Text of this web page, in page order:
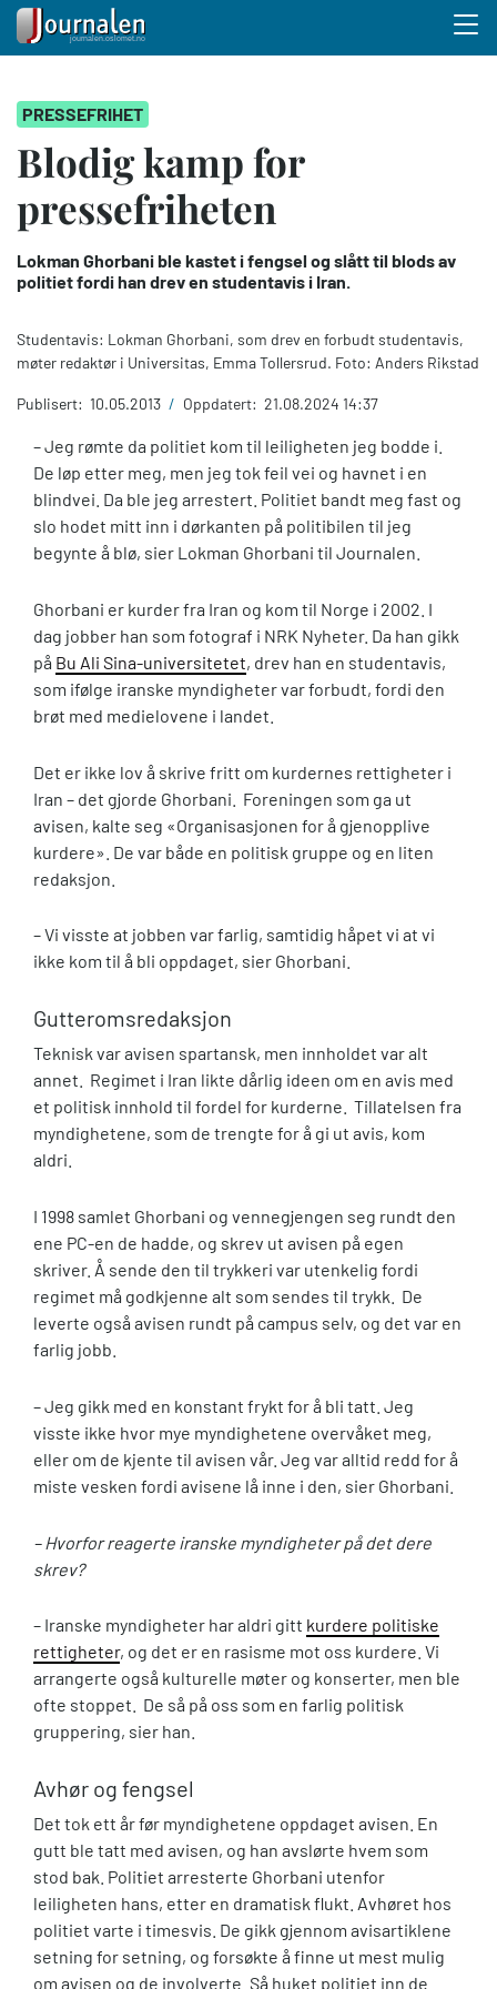
hovedinnhold
PRESSEFRIHET
Blodig kamp for
pressefriheten
Lokman Ghorbani ble kastet i fengsel og slått til blods av
politiet fordi han drev en studentavis i Iran.
Studentavis: Lokman Ghorbani, som drev en forbudt studentavis,
møter redaktør i Universitas, Emma Tollersrud. Foto: Anders Rikstad
Publisert: 10.05.2013 / Oppdatert: 21.08.2024 14:37
– Jeg rømte da politiet kom til leiligheten jeg bodde i.
De løp etter meg, men jeg tok feil vei og havnet i en
blindvei. Da ble jeg arrestert. Politiet bandt meg fast og
slo hodet mitt inn i dørkanten på politibilen til jeg
begynte å blø, sier Lokman Ghorbani til Journalen.
Ghorbani er kurder fra Iran og kom til Norge i 2002. I
dag jobber han som fotograf i NRK Nyheter. Da han gikk
på Bu Ali Sina-universitetet, drev han en studentavis,
som ifølge iranske myndigheter var forbudt, fordi den
brøt med medielovene i landet.
Det er ikke lov å skrive fritt om kurdernes rettigheter i
Iran – det gjorde Ghorbani. Foreningen som ga ut
avisen, kalte seg «Organisasjonen for å gjenopplive
kurdere». De var både en politisk gruppe og en liten
redaksjon.
– Vi visste at jobben var farlig, samtidig håpet vi at vi
ikke kom til å bli oppdaget, sier Ghorbani.
Gutteromsredaksjon
Teknisk var avisen spartansk, men innholdet var alt
annet. Regimet i Iran likte dårlig ideen om en avis med
et politisk innhold til fordel for kurderne. Tillatelsen fra
myndighetene, som de trengte for å gi ut avis, kom
aldri.
I 1998 samlet Ghorbani og vennegjengen seg rundt den
ene PC-en de hadde, og skrev ut avisen på egen
skriver. Å sende den til trykkeri var utenkelig fordi
regimet må godkjenne alt som sendes til trykk. De
leverte også avisen rundt på campus selv, og det var en
farlig jobb.
– Jeg gikk med en konstant frykt for å bli tatt. Jeg
visste ikke hvor mye myndighetene overvåket meg,
eller om de kjente til avisen vår. Jeg var alltid redd for å
miste vesken fordi avisene lå inne i den, sier Ghorbani.
– Hvorfor reagerte iranske myndigheter på det dere
skrev?
– Iranske myndigheter har aldri gitt kurdere politiske
rettigheter, og det er en rasisme mot oss kurdere. Vi
arrangerte også kulturelle møter og konserter, men ble
ofte stoppet. De så på oss som en farlig politisk
gruppering, sier han.
Avhør og fengsel
Det tok ett år før myndighetene oppdaget avisen. En
gutt ble tatt med avisen, og han avslørte hvem som
stod bak. Politiet arresterte Ghorbani utenfor
leiligheten hans, etter en dramatisk flukt. Avhøret hos
politiet varte i timesvis. De gikk gjennom avisartiklene
setning for setning, og forsøkte å finne ut mest mulig
om avisen og de involverte. Så huket politiet inn de